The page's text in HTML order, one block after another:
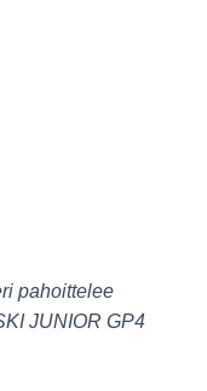
pahoittelee
JUNIOR GP4